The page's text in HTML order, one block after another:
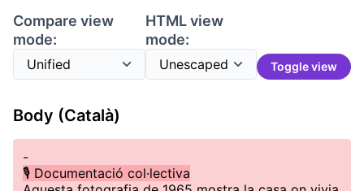
Compare view
mode:
HTML view
mode:
Toggle view
Body (Català)
-
🎙️ Documentació col·lectiva